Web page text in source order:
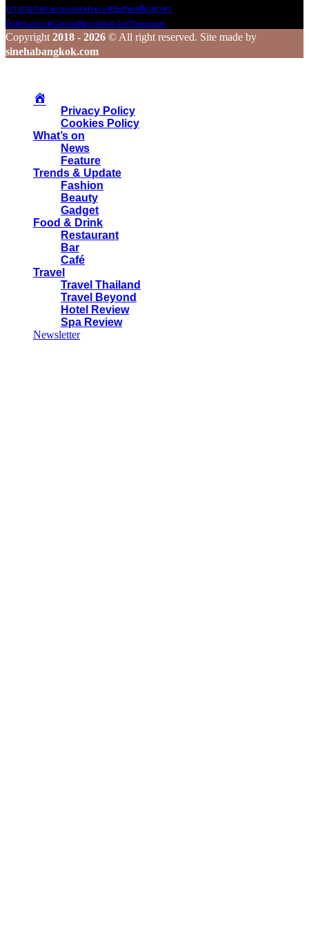
บางกอก#FashionMatters#Buffet#สิเน่หาพา
ไป#Huahin#ConradBangkok#JimThompson
Copyright 2018 - 2026 © All right reserved. Site made by
sinehabangkok.com
Privacy Policy
Cookies Policy
What’s on
News
Feature
Trends & Update
Fashion
Beauty
Gadget
Food & Drink
Restaurant
Bar
Café
Travel
Travel Thailand
Travel Beyond
Hotel Review
Spa Review
Newsletter